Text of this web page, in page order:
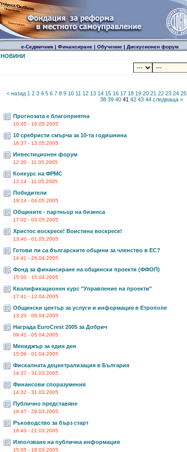
е-Седмичник| Финансиране| Обучение| Дискусионен форум
НОВИНИ
< назад 1 2 3 4 5 6 7 8 9 10 11 12 13 14 15 16 17 18 19 20 21 22 23 24 25
38 39 40 41 42 43 44 следваща >
Прогнозата е благоприятна
10:45 - 16.05.2005
10 сребристи смърча за 10-та годишнина
16:37 - 13.05.2005
Инвестиционен форум
12:30 - 11.05.2005
Конкурс на ФРМС
12:14 - 11.05.2005
Победители
19:14 - 04.05.2005
Общините - партньор на бизнеса
17:02 - 03.05.2005
Христос воскресе! Воистина воскресе!
13:40 - 01.05.2005
Готови ли са българските общини за членство в ЕС?
14:41 - 26.04.2005
Фонд за финансиране на общински проекти (ФФОП)
15:00 - 15.04.2005
Квалификационен курс "Управление на проекти"
17:41 - 12.04.2005
Общински център за услуги и информация в Етрополе
13:20 - 06.04.2005
Награда EuroCrest 2005 за Добрич
09:42 - 05.04.2005
Мениджър за един ден
15:06 - 01.04.2005
Фискалната децентрализация в България
14:37 - 31.03.2005
Финансови споразумения
14:32 - 31.03.2005
Публично представяне
16:47 - 29.03.2005
Ръководство за бърз старт
16:43 - 21.03.2005
Използване на публична информация
15:05 - 18.03.2005